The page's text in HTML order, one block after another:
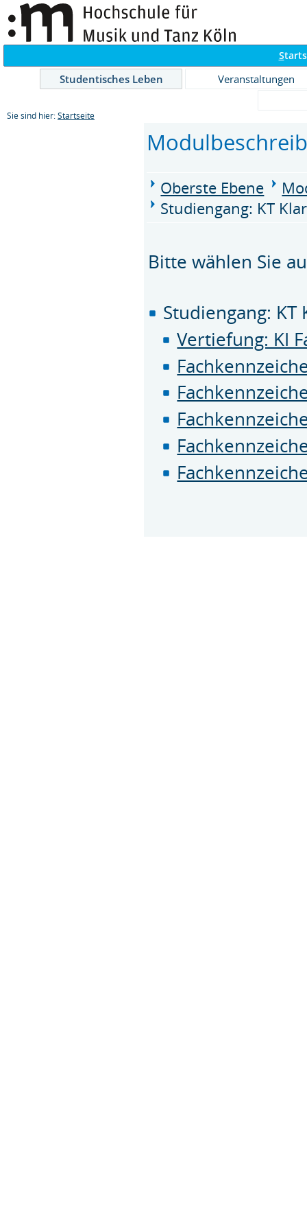
S
Studentisches Leben
Veranstaltungen
Sie sind hier: Startseite
Oberste Ebene
Studiengang: KT
Bitte wählen Sie
Studiengang: KT
Vertiefung: KI